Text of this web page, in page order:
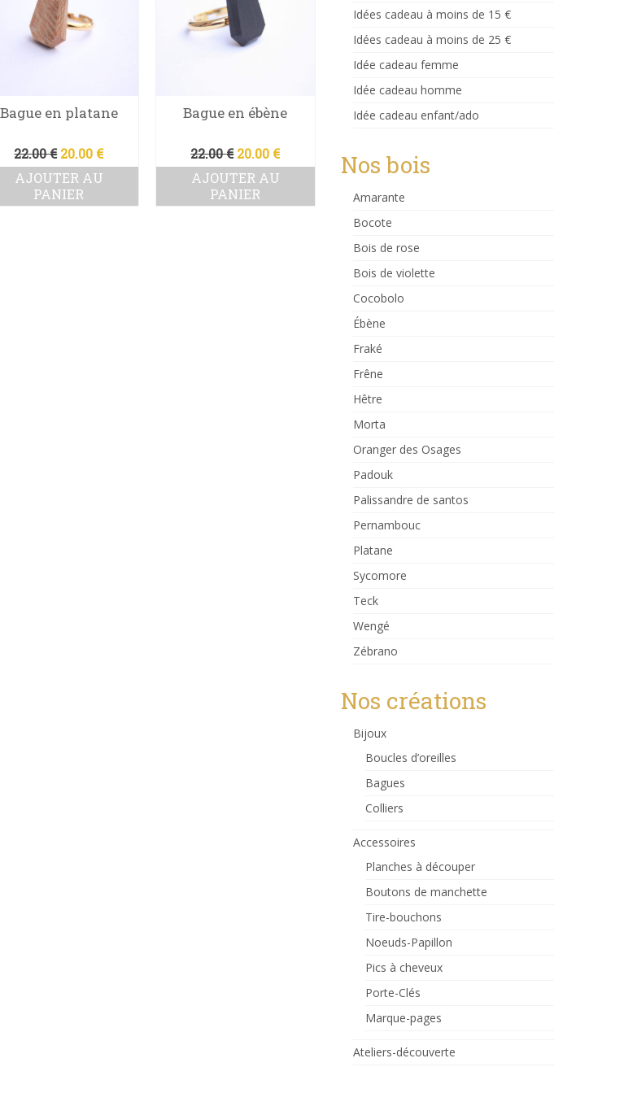
Bague en platane
22.00€ Le
prix
initial
était :
20.00 €Le
prix
AJOUTER AU
PANIER
Bague en ébène
22.00€ Le
prix
initial
était :
20.00 €Le
prix
AJOUTER AU
PANIER
Idées cadeau à moins de 15 €
Idées cadeau à moins de 25 €
Idée cadeau femme
Idée cadeau homme
Idée cadeau enfant/ado
Nos bois
Amarante
Bocote
Bois de rose
Bois de violette
Cocobolo
Ébène
Fraké
Frêne
Hêtre
Morta
Oranger des Osages
Padouk
Palissandre de santos
Pernambouc
Platane
Sycomore
Teck
Wengé
Zébrano
Nos créations
Bijoux
Boucles d’oreilles
Bagues
Colliers
Accessoires
Planches à découper
Boutons de manchette
Tire-bouchons
Noeuds-Papillon
Pics à cheveux
Porte-Clés
Marque-pages
Ateliers-découverte